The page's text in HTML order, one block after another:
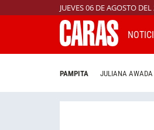
JUEVES 06 DE AGOSTO
PAMPITA JULIANA AWADA